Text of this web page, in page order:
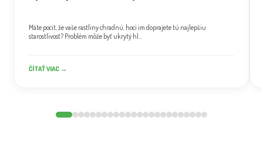
Máte pocit, že vaše rastliny chradnú, hoci im doprajete tú najlepšiu
starostlivosť? Problém môže byť ukrytý hl...
ČÍTAŤ VIAC →